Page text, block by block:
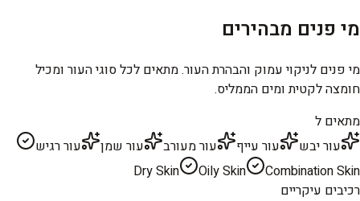
מי פנים מבהירים
מי פנים לניקוי עמוק והבהרת העור. מתאים לכל סוגי העור ומכיל
חומצה לקטית ומים הממליס.
מתאים ל
עור יבש
עור עייף עור מעורב עור שמן
עור רגיש
Dry Skin
Oily Skin
Combination Skin
רכיבים עיקריים